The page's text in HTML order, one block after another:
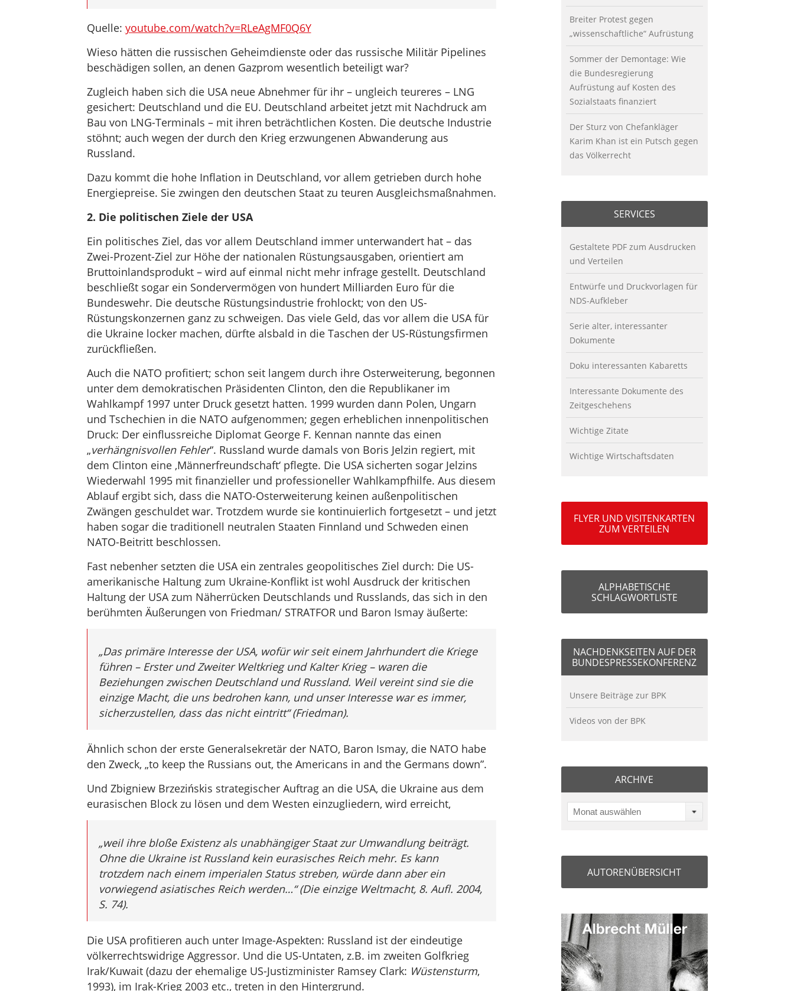
Quelle: youtube.com/watch?v=RLeAgMF0Q6Y
Wieso hätten die russischen Geheimdienste oder das russische Militär Pipelines
beschädigen sollen, an denen Gazprom wesentlich beteiligt war?
Zugleich haben sich die USA neue Abnehmer für ihr – ungleich teureres – LNG
gesichert: Deutschland und die EU. Deutschland arbeitet jetzt mit Nachdruck am
Bau von LNG-Terminals – mit ihren beträchtlichen Kosten. Die deutsche Industrie
stöhnt; auch wegen der durch den Krieg erzwungenen Abwanderung aus
Russland.
Dazu kommt die hohe Inflation in Deutschland, vor allem getrieben durch hohe
Energiepreise. Sie zwingen den deutschen Staat zu teuren Ausgleichsmaßnahmen.
2. Die politischen Ziele der USA
Ein politisches Ziel, das vor allem Deutschland immer unterwandert hat – das
Zwei-Prozent-Ziel zur Höhe der nationalen Rüstungsausgaben, orientiert am
Bruttoinlandsprodukt – wird auf einmal nicht mehr infrage gestellt. Deutschland
beschließt sogar ein Sondervermögen von hundert Milliarden Euro für die
Bundeswehr. Die deutsche Rüstungsindustrie frohlockt; von den US-
Rüstungskonzernen ganz zu schweigen. Das viele Geld, das vor allem die USA für
die Ukraine locker machen, dürfte alsbald in die Taschen der US-Rüstungsfirmen
zurückfließen.
Auch die NATO profitiert; schon seit langem durch ihre Osterweiterung, begonnen
unter dem demokratischen Präsidenten Clinton, den die Republikaner im
Wahlkampf 1997 unter Druck gesetzt hatten. 1999 wurden dann Polen, Ungarn
und Tschechien in die NATO aufgenommen; gegen erheblichen innenpolitischen
Druck: Der einflussreiche Diplomat George F. Kennan nannte das einen
„verhängnisvollen Fehler“. Russland wurde damals von Boris Jelzin regiert, mit
dem Clinton eine ‚Männerfreundschaft‘ pflegte. Die USA sicherten sogar Jelzins
Wiederwahl 1995 mit finanzieller und professioneller Wahlkampfhilfe. Aus diesem
Ablauf ergibt sich, dass die NATO-Osterweiterung keinen außenpolitischen
Zwängen geschuldet war. Trotzdem wurde sie kontinuierlich fortgesetzt – und jetzt
haben sogar die traditionell neutralen Staaten Finnland und Schweden einen
NATO-Beitritt beschlossen.
Fast nebenher setzten die USA ein zentrales geopolitisches Ziel durch: Die US-
amerikanische Haltung zum Ukraine-Konflikt ist wohl Ausdruck der kritischen
Haltung der USA zum Näherrücken Deutschlands und Russlands, das sich in den
berühmten Äußerungen von Friedman/ STRATFOR und Baron Ismay äußerte:
„Das primäre Interesse der USA, wofür wir seit einem Jahrhundert die Kriege
führen – Erster und Zweiter Weltkrieg und Kalter Krieg – waren die
Beziehungen zwischen Deutschland und Russland. Weil vereint sind sie die
einzige Macht, die uns bedrohen kann, und unser Interesse war es immer,
sicherzustellen, dass das nicht eintritt“ (Friedman).
Ähnlich schon der erste Generalsekretär der NATO, Baron Ismay, die NATO habe
den Zweck, „to keep the Russians out, the Americans in and the Germans down”.
Und Zbigniew Brzezińskis strategischer Auftrag an die USA, die Ukraine aus dem
eurasischen Block zu lösen und dem Westen einzugliedern, wird erreicht,
„weil ihre bloße Existenz als unabhängiger Staat zur Umwandlung beiträgt.
Ohne die Ukraine ist Russland kein eurasisches Reich mehr. Es kann
trotzdem nach einem imperialen Status streben, würde dann aber ein
vorwiegend asiatisches Reich werden…“ (Die einzige Weltmacht, 8. Aufl. 2004,
S. 74).
Die USA profitieren auch unter Image-Aspekten: Russland ist der eindeutige
völkerrechtswidrige Aggressor. Und die US-Untaten, z.B. im zweiten Golfkrieg
Irak/Kuwait (dazu der ehemalige US-Justizminister Ramsey Clark: Wüstensturm,
1993), im Irak-Krieg 2003 etc., treten in den Hintergrund.
Breiter Protest gegen
„wissenschaftliche“ Aufrüstung
Sommer der Demontage: Wie
die Bundesregierung
Aufrüstung auf Kosten des
Sozialstaats finanziert
Der Sturz von Chefankläger
Karim Khan ist ein Putsch gegen
das Völkerrecht
SERVICES
Gestaltete PDF zum Ausdrucken
und Verteilen
Entwürfe und Druckvorlagen für
NDS-Aufkleber
Serie alter, interessanter
Dokumente
Doku interessanten Kabaretts
Interessante Dokumente des
Zeitgeschehens
Wichtige Zitate
Wichtige Wirtschaftsdaten
FLYER UND VISITENKARTEN
ZUM VERTEILEN
ALPHABETISCHE
SCHLAGWORTLISTE
NACHDENKSEITEN AUF DER
BUNDESPRESSEKONFERENZ
Unsere Beiträge zur BPK
Videos von der BPK
ARCHIVE
Monat auswählen
AUTORENÜBERSICHT